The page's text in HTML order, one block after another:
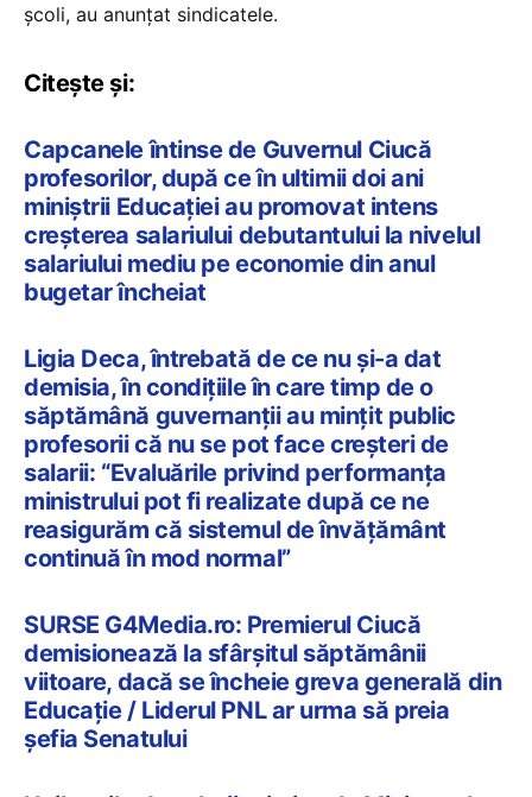
școli, au anunțat sindicatele.
Citește și:
Capcanele întinse de Guvernul Ciucă
profesorilor, după ce în ultimii doi ani
miniștrii Educației au promovat intens
creșterea salariului debutantului la nivelul
salariului mediu pe economie din anul
bugetar încheiat
Ligia Deca, întrebată de ce nu și-a dat
demisia, în condițiile în care timp de o
săptămână guvernanții au mințit public
profesorii că nu se pot face creșteri de
salarii: “Evaluările privind performanța
ministrului pot fi realizate după ce ne
reasigurăm că sistemul de învățământ
continuă în mod normal”
SURSE G4Media.ro: Premierul Ciucă
demisionează la sfârșitul săptămânii
viitoare, dacă se încheie greva generală din
Educație / Liderul PNL ar urma să preia
șefia Senatului